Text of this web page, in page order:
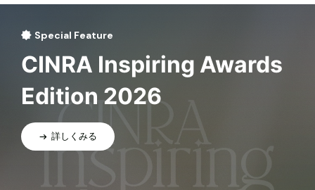
Special Feature
CINRA Inspiring Awards
Edition 2026
詳しくみる